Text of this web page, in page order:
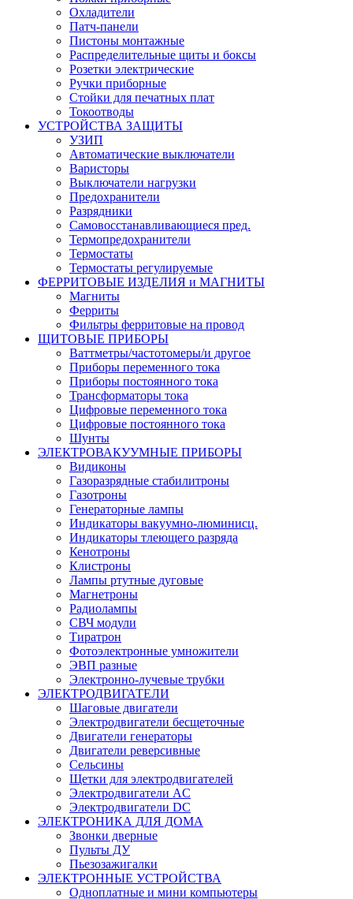
Охладители
Патч-панели
Пистоны монтажные
Распределительные щиты и боксы
Розетки электрические
Ручки приборные
Стойки для печатных плат
Токоотводы
УСТРОЙСТВА ЗАЩИТЫ
УЗИП
Автоматические выключатели
Варисторы
Выключатели нагрузки
Предохранители
Разрядники
Самовосстанавливающиеся пред.
Термопредохранители
Термостаты
Термостаты регулируемые
ФЕРРИТОВЫЕ ИЗДЕЛИЯ и МАГНИТЫ
Магниты
Ферриты
Фильтры ферритовые на провод
ЩИТОВЫЕ ПРИБОРЫ
Ваттметры/частотомеры/и другое
Приборы переменного тока
Приборы постоянного тока
Трансформаторы тока
Цифровые переменного тока
Цифровые постоянного тока
Шунты
ЭЛЕКТРОВАКУУМНЫЕ ПРИБОРЫ
Видиконы
Газоразрядные стабилитроны
Газотроны
Генераторные лампы
Индикаторы вакуумно-люминисц.
Индикаторы тлеющего разряда
Кенотроны
Клистроны
Лампы ртутные дуговые
Магнетроны
Радиолампы
СВЧ модули
Тиратрон
Фотоэлектронные умножители
ЭВП разные
Электронно-лучевые трубки
ЭЛЕКТРОДВИГАТЕЛИ
Шаговые двигатели
Электродвигатели бесщеточные
Двигатели генераторы
Двигатели реверсивные
Сельсины
Щетки для электродвигателей
Электродвигатели AC
Электродвигатели DC
ЭЛЕКТРОНИКА ДЛЯ ДОМА
Звонки дверные
Пульты ДУ
Пьезозажигалки
ЭЛЕКТРОННЫЕ УСТРОЙСТВА
Одноплатные и мини компьютеры